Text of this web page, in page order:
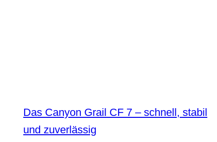
Das Canyon Grail CF 7 – schnell, stabil
und zuverlässig